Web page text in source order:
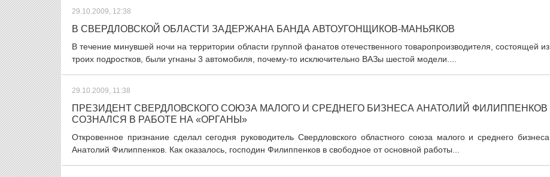
29.10.2009, 12:38
В СВЕРДЛОВСКОЙ ОБЛАСТИ ЗАДЕРЖАНА БАНДА АВТОУГОНЩИКОВ-МАНЬЯКОВ
В течение минувшей ночи на территории области группой фанатов отечественного товаропроизводителя, состоящей из
троих подростков, были угнаны 3 автомобиля, почему-то исключительно ВАЗы шестой модели....
29.10.2009, 11:38
ПРЕЗИДЕНТ СВЕРДЛОВСКОГО СОЮЗА МАЛОГО И СРЕДНЕГО БИЗНЕСА АНАТОЛИЙ ФИЛИППЕНКОВ
СОЗНАЛСЯ В РАБОТЕ НА «ОРГАНЫ»
Откровенное признание сделал сегодня руководитель Свердловского областного союза малого и среднего бизнеса
Анатолий Филиппенков. Как оказалось, господин Филиппенков в свободное от основной работы...